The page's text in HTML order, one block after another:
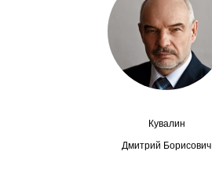
Кувалин
Дмитрий Борисович